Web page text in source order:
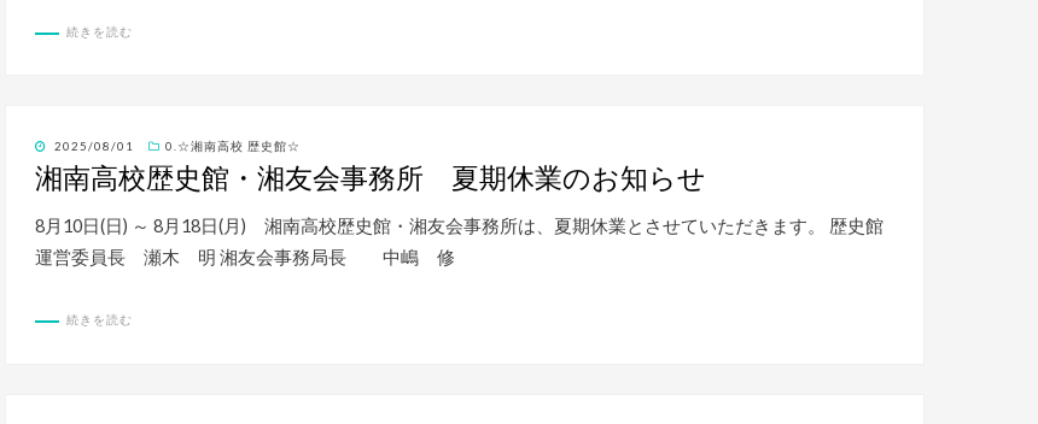
続きを読む
投
稿
日:
2025/08/01 0.☆湘南高校 歴史館☆
湘南高校歴史館・湘友会事務所 夏期休業のお知らせ
8月10日(日) ～ 8月18日(月) 湘南高校歴史館・湘友会事務所は、夏期休業とさせていただきます。 歴史館
運営委員長 瀬木 明 湘友会事務局長 中嶋 修
続きを読む